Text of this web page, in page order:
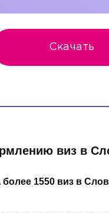
Скачать
виз в
1550 виз в